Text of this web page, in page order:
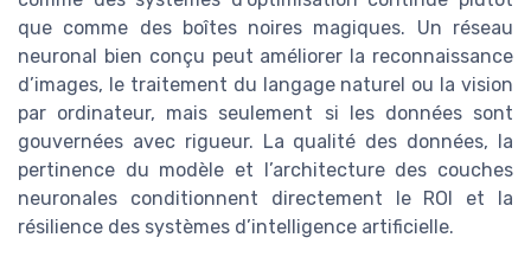
que comme des boîtes noires magiques. Un réseau
neuronal bien conçu peut améliorer la reconnaissance
d’images, le traitement du langage naturel ou la vision
par ordinateur, mais seulement si les données sont
gouvernées avec rigueur. La qualité des données, la
pertinence du modèle et l’architecture des couches
neuronales conditionnent directement le ROI et la
résilience des systèmes d’intelligence artificielle.